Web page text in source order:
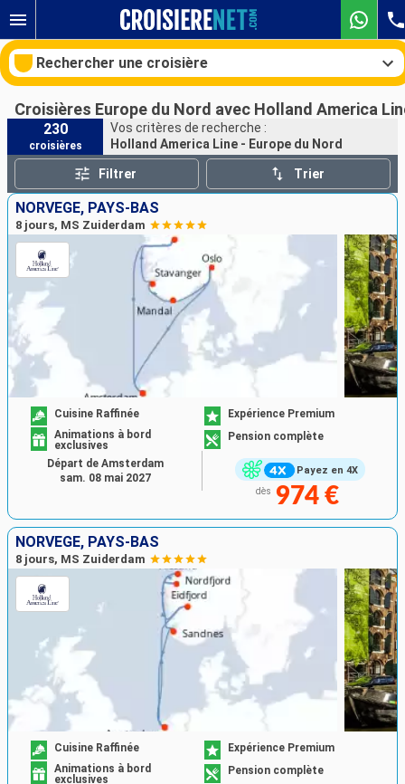
Rechercher une croisière
Nos destinations
Mois de départ
Ports
Rechercher
Croisières Europe du Nord avec Holland America
230
croisières
Vos critères de recherche :
Holland America Line - Europe du Nord
Filtrer Trier
NORVÈGE, PAYS-BAS
8 jours, MS Zuiderdam
Payez en 4X
Cuisine Raffinée
Expérience Premium
Animations à bord
exclusives
Pension complète
dès 974 €
Départ de Amsterdam
sam. 08 mai 2027
NORVÈGE, PAYS-BAS
8 jours, MS Zuiderdam
Cuisine Raffinée
Expérience Premium
Animations à bord
exclusives
Pension complète